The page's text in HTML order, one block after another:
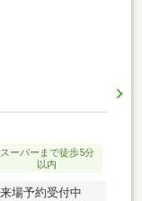
スーパーまで徒歩5分
以内
場予約受付中